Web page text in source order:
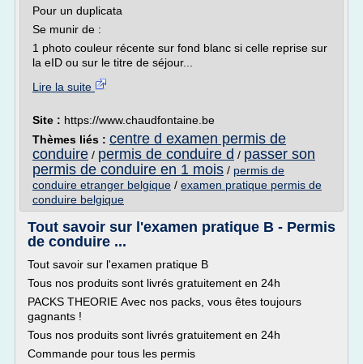
Pour un duplicata
Se munir de :
1 photo couleur récente sur fond blanc si celle reprise sur
la eID ou sur le titre de séjour...
Lire la suite
Site : https://www.chaudfontaine.be
Thèmes liés : centre d examen permis de
conduire / permis de conduire d / passer son
permis de conduire en 1 mois / permis de
conduire etranger belgique / examen pratique permis de
conduire belgique
Tout savoir sur l'examen pratique B - Permis
de conduire ...
Tout savoir sur l'examen pratique B
Tous nos produits sont livrés gratuitement en 24h
PACKS THEORIE Avec nos packs, vous êtes toujours
gagnants !
Tous nos produits sont livrés gratuitement en 24h
Commande pour tous les permis